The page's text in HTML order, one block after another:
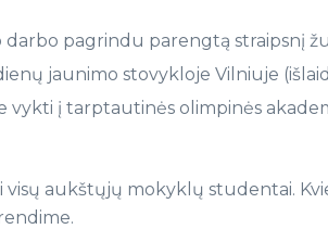
pagrindu parengtą straipsnį
jaunimo stovykloje Vilniuje
į tarptautinės olimpinės
aukštųjų mokyklų studentai.